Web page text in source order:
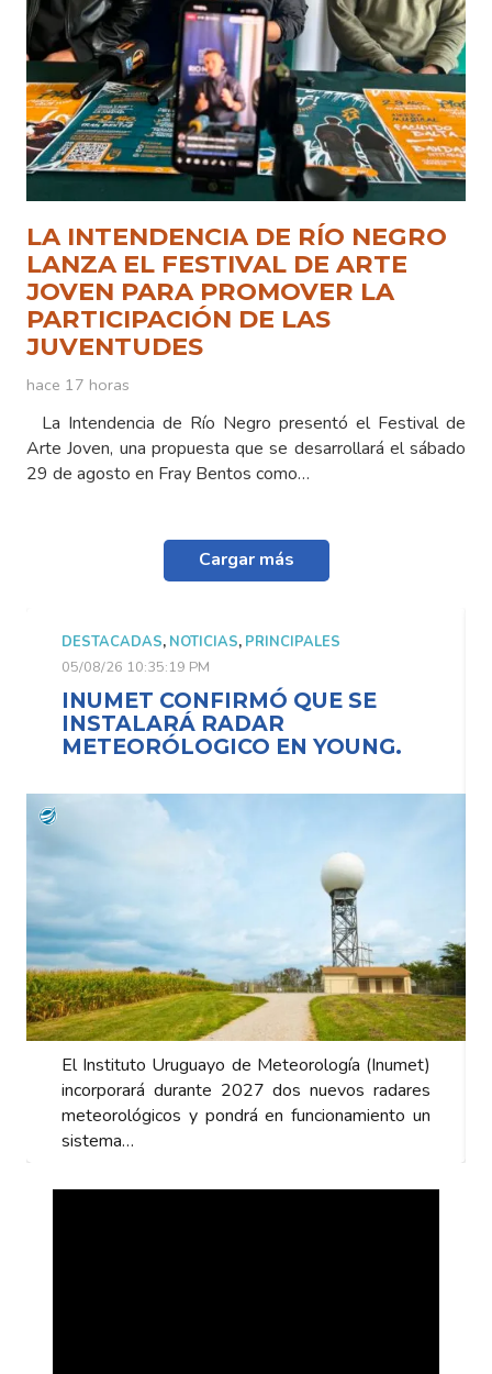
LA INTENDENCIA DE RÍO NEGRO
LANZA EL FESTIVAL DE ARTE
JOVEN PARA PROMOVER LA
PARTICIPACIÓN DE LAS
JUVENTUDES
hace 17 horas
La Intendencia de Río Negro presentó el Festival de
Arte Joven, una propuesta que se desarrollará el sábado
29 de agosto en Fray Bentos como…
Cargar más
DESTACADAS, NOTICIAS, PRINCIPALES
05/08/26 10:35:19 PM
INUMET CONFIRMÓ QUE SE
INSTALARÁ RADAR
METEORÓLOGICO EN YOUNG.
El Instituto Uruguayo de Meteorología (Inumet)
incorporará durante 2027 dos nuevos radares
meteorológicos y pondrá en funcionamiento un
sistema…